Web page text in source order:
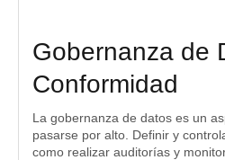
Gobernanza de
Conformidad
La gobernanza de datos es un
pasarse por alto. Definir y
como realizar auditorías y